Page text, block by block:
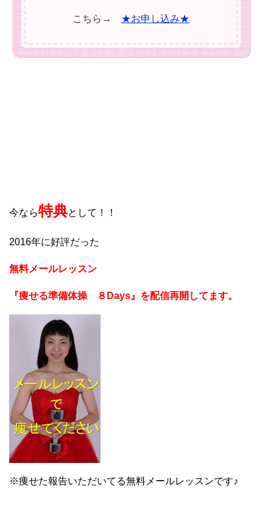
こちら→ ★お申し込み★
今なら特典として！！
2016年に好評だった
無料メールレッスン
『痩せる準備体操 ８Days』を配信再開してます。
※痩せた報告いただいてる無料メールレッスンです♪